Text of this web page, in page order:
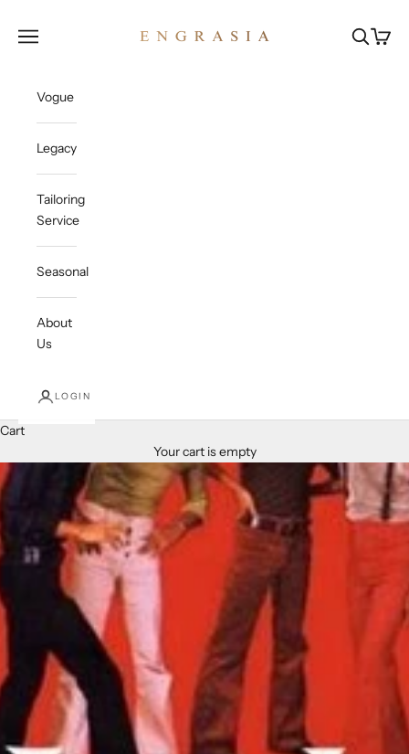
Open navigation menu OpenOpen
Vogue
Legacy
Tailoring
Service
Seasonal
About
Us
LOGIN
Cart
Your cart is empty